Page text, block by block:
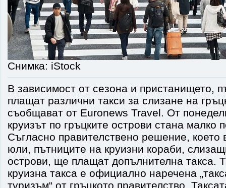
Снимка: iStock
В зависимост от сезона и пристанището,
плащат различни такси за слизане на
съобщават от Euronews Travel. От
круизът по гръцките острови стана малко
Съгласно правителствено решение, което
юли, пътниците на круизни кораби,
острови, ще плащат допълнителна такса.
круизна такса е официално наречена
туризъм“ от гръцкото правителство.